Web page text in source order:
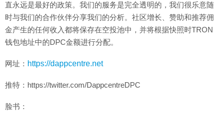
直永远是最好的政策。我们的服务是完全透明的，我们很乐意随
时与我们的合作伙伴分享我们的分析。社区增长、赞助和推荐佣
金产生的任何收入都将保存在空投池中，并将根据快照时TRON
钱包地址中的DPC金额进行分配。
网址： https://dappcentre.net
推特：https://twitter.com/DappcentreDPC
脸书：